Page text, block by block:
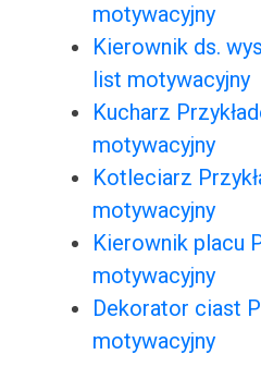
motywacyjny
Kierownik ds.
list motywacyjny
Kucharz
motywacyjny
Kotleciarz
motywacyjny
Kierownik placu
motywacyjny
Dekorator ciast
motywacyjny